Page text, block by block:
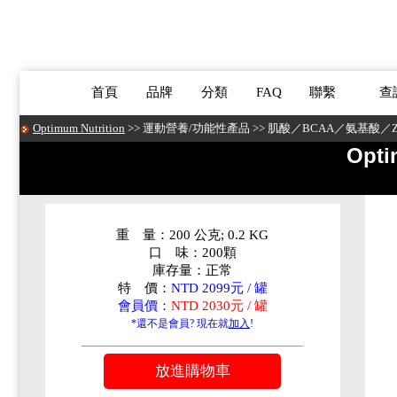
首頁 品牌 分類 FAQ 聯繫 查
Optimum Nutrition >> 運動營養/功能性產品 >> 肌酸／BCAA／氨基酸／
重 量：200 公克; 0.2 KG
口 味：200顆
庫存量：正常
特 價： NTD 2099元 / 罐
會員價： NTD 2030元 / 罐
*還不是會員? 現在就加入 !